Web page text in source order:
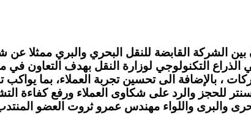
الشركة القابضة للنقل البحري والبري ممثلا عن
التكنولوجي لوزارة النقل بهدف التعاون في
، بالإضافة الى تحسين تجربة العملاء، بما
للحجز والرد على شكاوى العملاء ورفع كفاءة
والبرى واللواء مهندس عمرو ثروت العضو